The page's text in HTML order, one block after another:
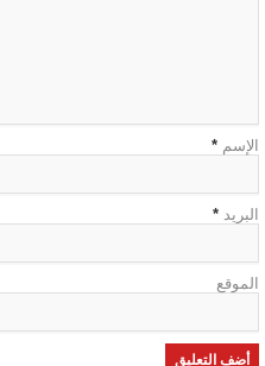
الإسم *
البريد *
الموقع